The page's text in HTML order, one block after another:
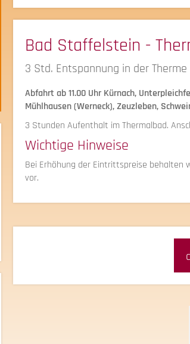
Bad Staffelstein -
3 Std. Entspannung in der Therme
Abfahrt ab 11.00 Uhr Kürnach,
Mühlhausen (Werneck), Zeuzleben,
3 Stunden Aufenthalt im Thermalbad.
Wichtige Hinweise
Bei Erhöhung der Eintrittspreise behalten
vor.